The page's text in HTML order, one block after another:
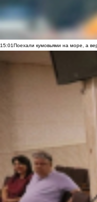
15:01Поехали кумовьями на море, а